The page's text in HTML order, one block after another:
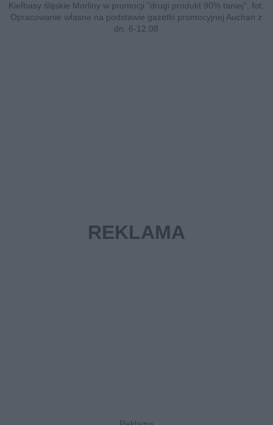
Kiełbasy śląskie Morliny w promocji "drugi produkt 90% taniej", fot.
Opracowanie własne na podstawie gazetki promocyjnej Auchan z
dn. 6-12.08